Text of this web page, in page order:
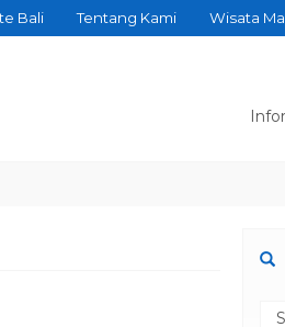
Bali Tentang Kami Wisata